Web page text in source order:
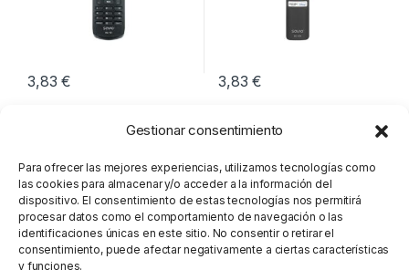
Gestionar consentimiento
Para ofrecer las mejores experiencias, utilizamos tecnologías como
las cookies para almacenar y/o acceder a la información del
dispositivo. El consentimiento de estas tecnologías nos permitirá
procesar datos como el comportamiento de navegación o las
identificaciones únicas en este sitio. No consentir o retirar el
consentimiento, puede afectar negativamente a ciertas características
y funciones.
3,83€ 3,83€